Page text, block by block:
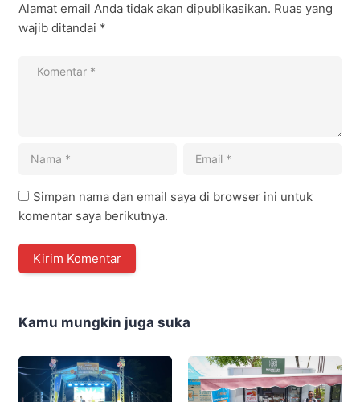
Alamat email Anda tidak akan dipublikasikan. Ruas yang
wajib ditandai *
Simpan nama dan email saya di browser ini untuk
komentar saya berikutnya.
Kamu mungkin juga suka